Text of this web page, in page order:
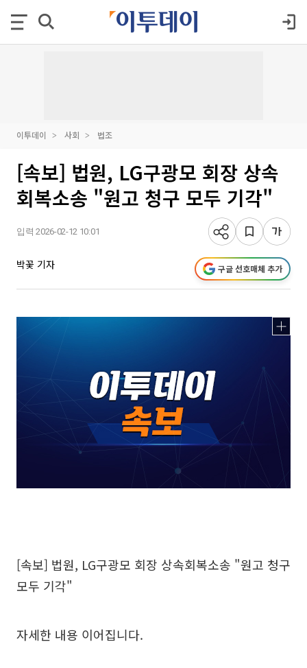
이투데이 사회 법조
[속보] 법원, LG구광모 회장 상속
회복소송 "원고 청구 모두 기각"
입력 2026-02-12 10:01
박꽃 기자 구글 선호매체 추가
[속보] 법원, LG구광모 회장 상속회복소송 "원고 청구
모두 기각"
자세한 내용 이어집니다.